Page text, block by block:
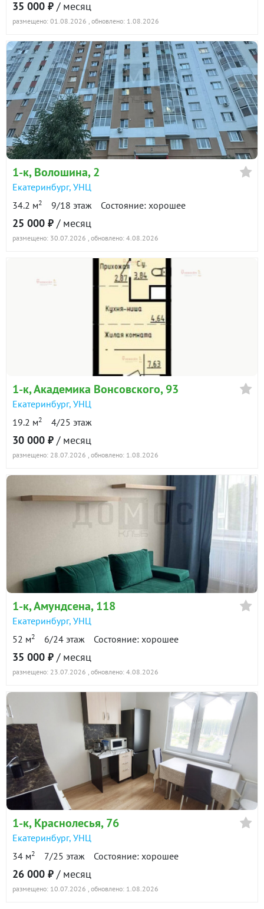
35 000 ₽ / месяц
размещено: 01.08.2026 , обновлено: 1.08.2026
1-к, Волошина, 2
Екатеринбург, УНЦ
34.2 м2 9/18 этаж Состояние: хорошее
25 000 ₽ / месяц
размещено: 30.07.2026 , обновлено: 4.08.2026
1-к, Академика Вонсовского, 93
Екатеринбург, УНЦ
19.2 м2 4/25 этаж
30 000 ₽ / месяц
размещено: 28.07.2026 , обновлено: 1.08.2026
1-к, Амундсена, 118
Екатеринбург, УНЦ
52 м2 6/24 этаж Состояние: хорошее
35 000 ₽ / месяц
размещено: 23.07.2026 , обновлено: 4.08.2026
1-к, Краснолесья, 76
Екатеринбург, УНЦ
34 м2 7/25 этаж Состояние: хорошее
26 000 ₽ / месяц
размещено: 10.07.2026 , обновлено: 1.08.2026